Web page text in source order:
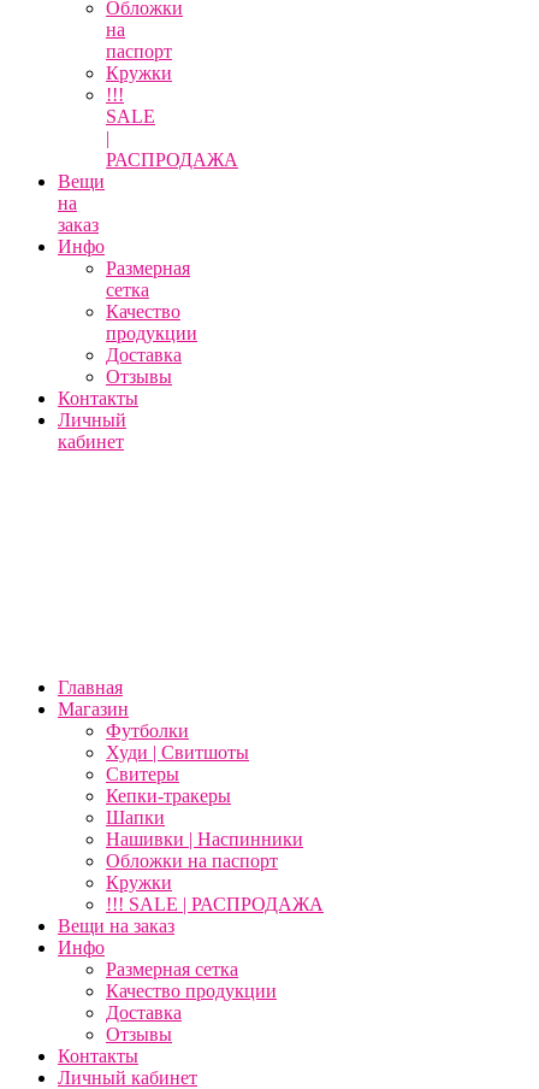
Обложки
на
паспорт
Кружки
!!!
SALE
|
РАСПРОДАЖА
Вещи
на
заказ
Инфо
Размерная
сетка
Качество
продукции
Доставка
Отзывы
Контакты
Личный
кабинет
Главная
Магазин
Футболки
Худи | Свитшоты
Свитеры
Кепки-тракеры
Шапки
Нашивки | Наспинники
Обложки на паспорт
Кружки
!!! SALE | РАСПРОДАЖА
Вещи на заказ
Инфо
Размерная сетка
Качество продукции
Доставка
Отзывы
Контакты
Личный кабинет